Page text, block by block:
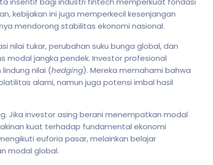
kebijakan ini juga memperkecil kesenjangan
mendorong stabilitas ekonomi nasional.
nilai tukar, perubahan suku bunga global, dan
modal jangka pendek. Investor profesional
nilai (hedging). Mereka memahami bahwa
alami, namun juga potensi imbal hasil
Jika investor asing berani menempatkan modal
kuat terhadap fundamental ekonomi
euforia pasar, melainkan belajar
modal global.